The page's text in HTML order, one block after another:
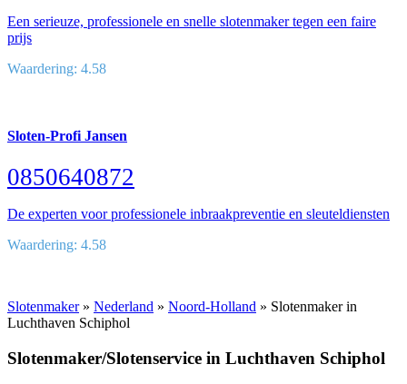
Een serieuze, professionele en snelle slotenmaker tegen een faire
prijs
Waardering: 4.58
Sloten-Profi Jansen
0850640872
De experten voor professionele inbraakpreventie en sleuteldiensten
Waardering: 4.58
Slotenmaker» Nederland » Noord-Holland » Slotenmaker in
Luchthaven Schiphol
Slotenmaker/Slotenservice in Luchthaven Schiphol